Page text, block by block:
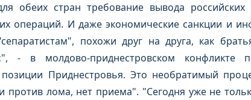
обеих стран требование вывода
операций. И даже экономические санкции и
похожи друг на друга, как
- в молдово-приднестровском конфликте
Приднестровья. Это необратимый
против лома, нет приема". "Сегодня уже не